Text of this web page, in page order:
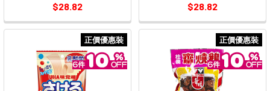
$28.82
$28.82
正價優惠裝 正價優惠裝